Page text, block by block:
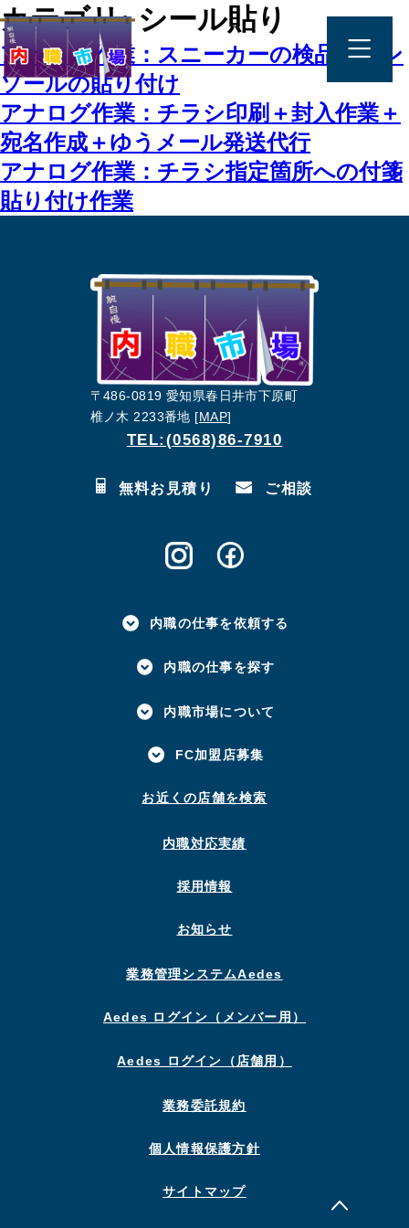
カテゴリ:シール貼り
アナログ作業：スニーカーの検品＋イン
ソールの貼り付け
アナログ作業：チラシ印刷＋封入作業＋
宛名作成＋ゆうメール発送代行
アナログ作業：チラシ指定箇所への付箋
貼り付け作業
〒486-0819 愛知県春日井市下原町
椎ノ木 2233番地 [MAP]
TEL:(0568)86-7910
無料お見積り ご相談
内職の仕事を依頼する
内職の仕事を探す
内職市場について
FC加盟店募集
お近くの店舗を検索
内職対応実績
採用情報
お知らせ
業務管理システムAedes
Aedes ログイン（メンバー用）
Aedes ログイン（店舗用）
業務委託規約
個人情報保護方針
サイトマップ